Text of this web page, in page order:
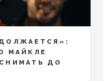
МАЙКЛЕ
ДО